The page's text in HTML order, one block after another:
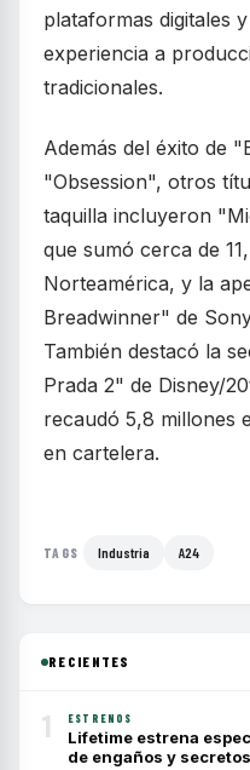
plataformas digitales
experiencia a
tradicionales.
Además del éxito de
"Obsession", otros
taquilla incluyeron
que sumó cerca de
Norteamérica, y la
Breadwinner" de
También destacó la
Prada 2" de Disney/
recaudó 5,8 millones
en cartelera.
TAGS Industria A24
RECIENTES
1 ESTRENOS
Lifetime estrena
de engaños y